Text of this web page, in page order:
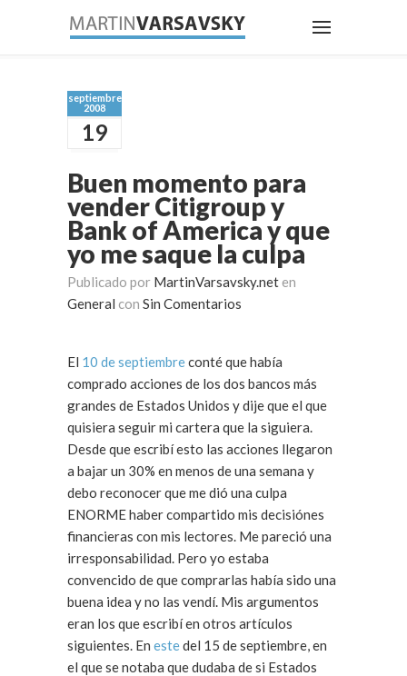
septiembre
2008
19
Buen momento para
vender Citigroup y
Bank of America y que
yo me saque la culpa
Publicado por MartinVarsavsky.net en
General con Sin Comentarios
El 10 de septiembreconté que había
comprado acciones de los dos bancos más
grandes de Estados Unidos y dije que el que
quisiera seguir mi cartera que la siguiera.
Desde que escribí esto las acciones llegaron
a bajar un 30% en menos de una semana y
debo reconocer que me dió una culpa
ENORME haber compartido mis decisiónes
financieras con mis lectores. Me pareció una
irresponsabilidad. Pero yo estaba
convencido de que comprarlas había sido una
buena idea y no las vendí. Mis argumentos
eran los que escribí en otros artículos
siguientes. En estedel 15 de septiembre, en
el que se notaba que dudaba de si Estados